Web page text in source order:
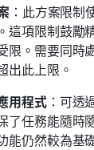
：此方案限制
這項限制鼓勵
限。需要同時
出此上限。
用程式：可透
了任務能隨時
能仍然較為基